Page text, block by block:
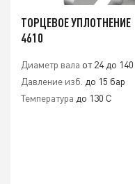
ТОРЦЕВОЕ УПЛОТНЕНИЕ
4610
Диаметр вала от 24 до
Давление изб. до 15 бар
Температура до 130 C